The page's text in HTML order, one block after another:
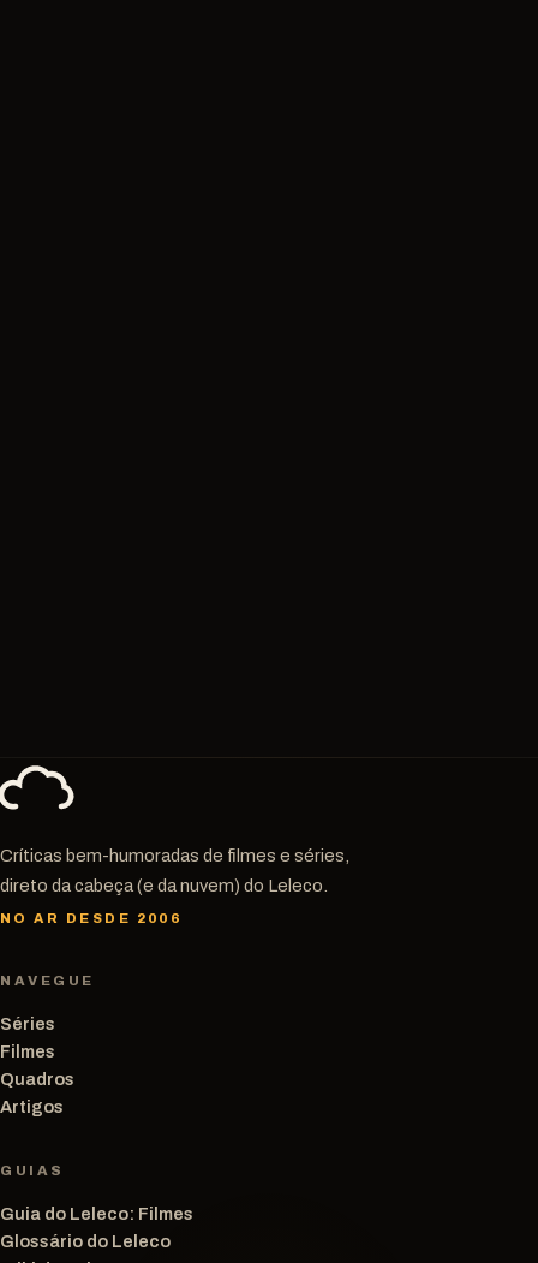
Críticas bem-humoradas de filmes e séries,
direto da cabeça (e da nuvem) do Leleco.
NO AR DESDE 2006
NAVEGUE
Séries
Filmes
Quadros
Artigos
GUIAS
Guia do Leleco: Filmes
Glossário do Leleco